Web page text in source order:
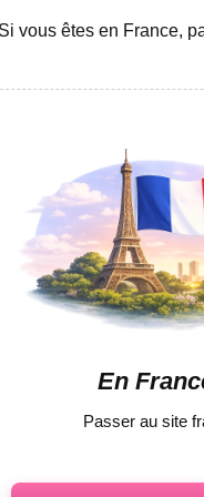
Si vous êtes en France,
En
Passer au site
18:00
10
MON COMPTE
Adresses